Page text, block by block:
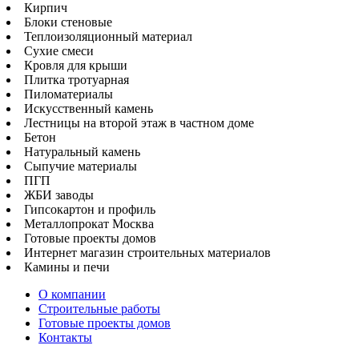
Кирпич
Блоки стеновые
Теплоизоляционный материал
Сухие смеси
Кровля для крыши
Плитка тротуарная
Пиломатериалы
Искусственный камень
Лестницы на второй этаж в частном доме
Бетон
Натуральный камень
Сыпучие материалы
ПГП
ЖБИ заводы
Гипсокартон и профиль
Металлопрокат Москва
Готовые проекты домов
Интернет магазин строительных материалов
Камины и печи
О компании
Строительные работы
Готовые проекты домов
Контакты